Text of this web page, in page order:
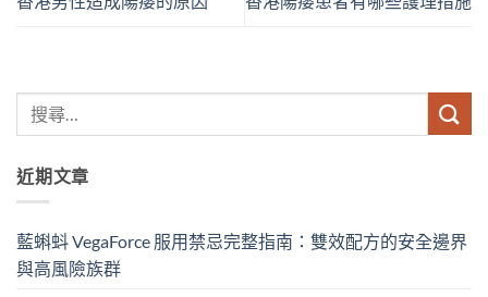
近期文章
藍蝌蚪 VegaForce 服用禁忌完整指南：雙效配方的安全邊界
與高風險族群